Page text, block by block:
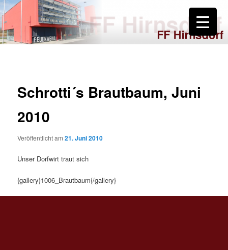
Zum
primären
Inhalt
springenFF Hirnsdorf
Schrotti´s Brautbaum, Juni
2010
Veröffentlicht am21. Juni 2010
Unser Dorfwirt traut sich
{gallery}1006_Brautbaum{/gallery}